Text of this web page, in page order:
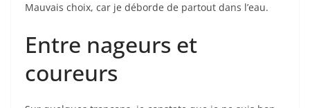
Mauvais choix, car je déborde de partout dans l’eau.
Entre nageurs et
coureurs